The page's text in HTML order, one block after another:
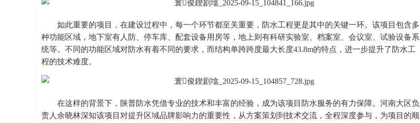
如此重要的项目，在建设过程中，每一个环节都至关重要，防水工程更是其中的关键一环。该项目包含多
种功能区域，地下室有人防、停车库、配套设备用房等，地上则有科研实验室、档案室、会议室、试验设备系
统等。不同的功能区域对防水有着不同的要求，而结构单跨跨度最大长度43.8m的特点，进一步提升了防水工
程的技术难度。
在这样的背景下，陕普防水凭借专业的技术和丰富的经验，成为该项目防水服务的有力保障。河南大区负
责人余晓林深知该项目对提升区域品牌影响力的重要性，从方案策划到技术交流，全程深度参与，为项目的顺